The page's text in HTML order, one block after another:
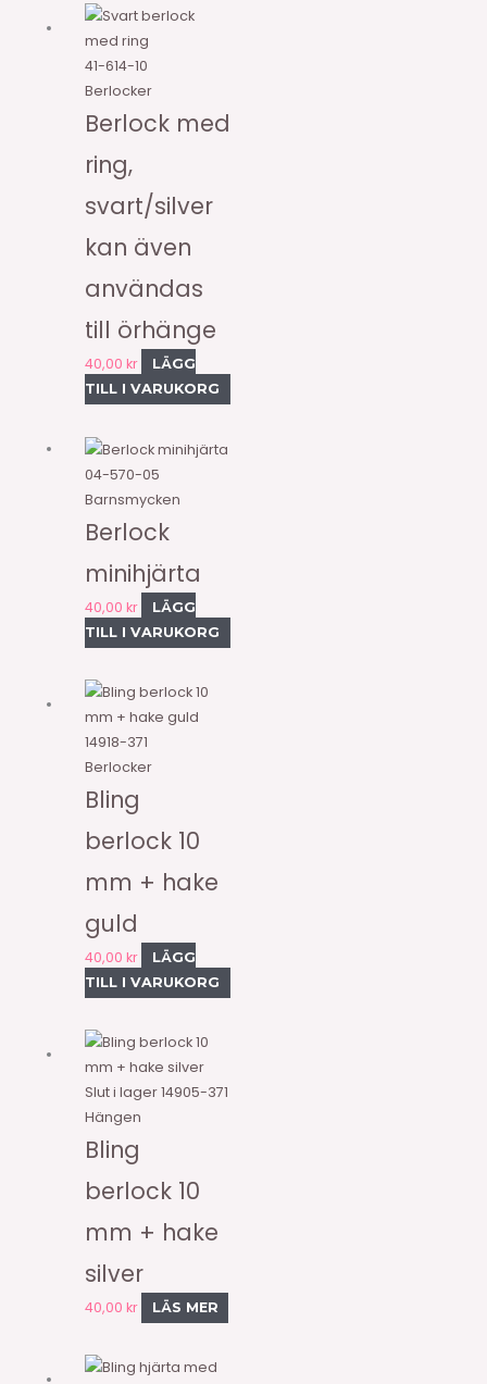
41-614-10
Berlocker
Berlock med
ring,
svart/silver
kan även
användas
till örhänge
40,00kr
LÄGG
TILL I VARUKORG
04-570-05
Barnsmycken
Berlock
minihjärta
40,00kr
LÄGG
TILL I VARUKORG
14918-371
Berlocker
Bling
berlock 10
mm + hake
guld
40,00kr
LÄGG
TILL I VARUKORG
Slut i lager14905-371
Hängen
Bling
berlock 10
mm + hake
silver
40,00kr LÄS MER